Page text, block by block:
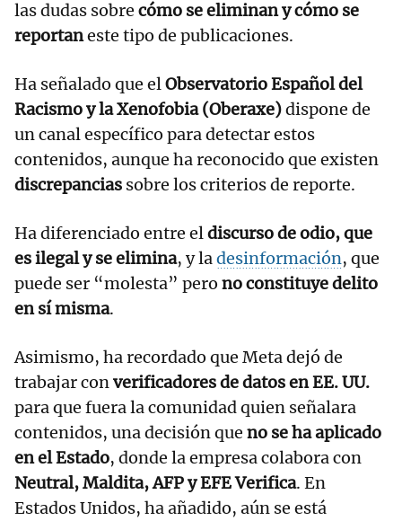
las dudas sobre cómo se eliminan y cómo se
reportaneste tipo de publicaciones.
Ha señalado que elObservatorio Español del
Racismo y la Xenofobia (Oberaxe)dispone de
un canal específico para detectar estos
contenidos, aunque ha reconocido que existen
discrepancias sobre los criterios de reporte.
Ha diferenciado entre eldiscurso de odio, que
es ilegal y se elimina, y ladesinformación, que
puede ser “molesta” pero no constituye delito
en sí misma.
Asimismo, ha recordado que Meta dejó de
trabajar converificadores de datos en EE. UU.
para que fuera la comunidad quien señalara
contenidos, una decisión que no se ha aplicado
en el Estado, donde la empresa colabora con
Neutral, Maldita, AFP y EFE Verifica. En
Estados Unidos, ha añadido, aún se está